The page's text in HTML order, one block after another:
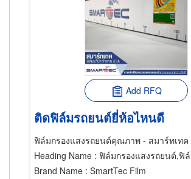
Add RFQ
ติดฟิล์มรถยนต์ยี่ห้อไหนดี
ฟิล์มกรองแสงรถยนต์คุณภาพ - สมาร์ทเทค
Heading Name : ฟิล์มกรองแสงรถยนต์,ฟิล์มกรองแสงรถยนต์,ข
Brand Name : SmartTec Film